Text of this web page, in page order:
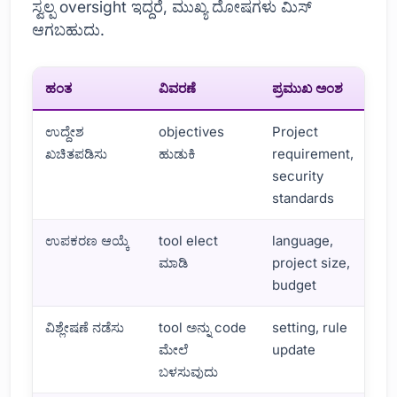
ಸ್ವಲ್ಪ oversight ಇದ್ದರೆ, ಮುಖ್ಯ ದೋಷಗಳು ಮಿಸ್
ಆಗಬಹುದು.
ಹಂತ ವಿವರಣೆ ಪ್ರಮುಖ ಅಂಶ
ಉದ್ದೇಶ
ಖಚಿತಪಡಿಸು
objectives
ಹುಡುಕಿ
Project
requirement,
security
standards
ಉಪಕರಣ ಆಯ್ಕೆ
tool elect
ಮಾಡಿ
language,
project size,
budget
ವಿಶ್ಲೇಷಣೆ ನಡೆಸು
tool ಅನ್ನು code
ಮೇಲೆ
ಬಳಸುವುದು
setting, rule
update